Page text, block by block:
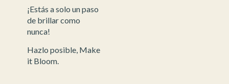
¡Estás a solo un paso
de brillar como
nunca!
Hazlo posible, Make
it Bloom.